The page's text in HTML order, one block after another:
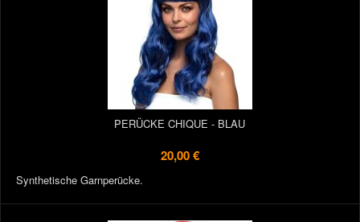
PERÜCKE CHIQUE - BLAU
20,00 €
Synthetische Garnperücke.